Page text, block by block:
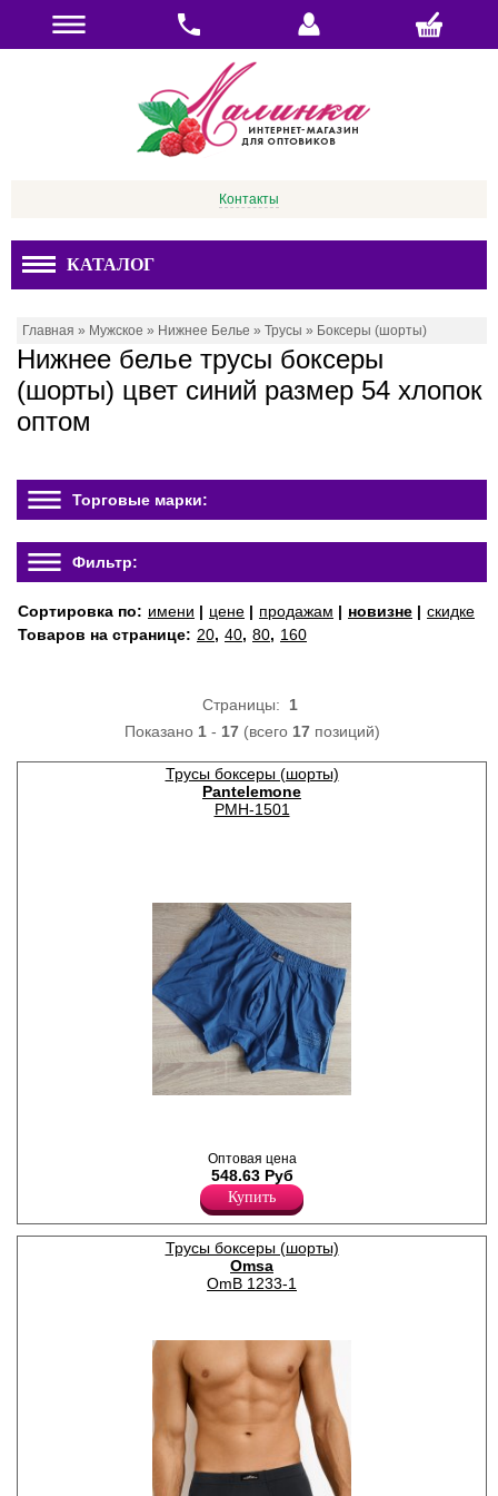
Контакты
КАТАЛОГ
Главная » Мужское » Нижнее Белье » Трусы » Боксеры (шорты)
Нижнее белье трусы боксеры
(шорты) цвет синий размер 54 хлопок
оптом
Торговые марки:
Фильтр:
Сортировка по: имени | цене | продажам | новизне | скидке
Товаров на странице: 20, 40, 80, 160
Страницы: 1
Показано 1- 17(всего 17позиций)
Трусы боксеры (шорты)
Pantelemone
PMH-1501
Оптовая цена
548.63 Руб
Купить
Трусы боксеры (шорты)
Omsa
OmB 1233-1